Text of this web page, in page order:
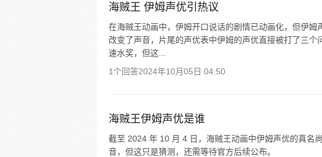
海贼王 伊姆声优引热议
在海贼王动画中，伊姆开口说话的剧情已动画化，但伊姆
改变了声音，片尾的声优表中伊姆的声优直接被打了三
速水奖，但这...
1个回答2024年10月05日 04:50
海贼王伊姆声优是谁
截至 2024 年 10 月 4 日，海贼王动画中伊姆声优的真名
音，但这只是猜测，还需等待官方后续公布。